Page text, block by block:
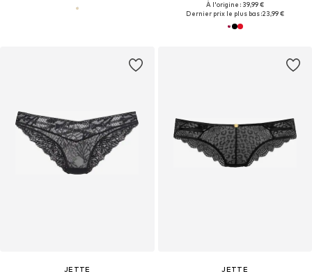
À l'origine : 39,99 €
Dernier prix le plus bas :23,99 €
JETTE
JETTE